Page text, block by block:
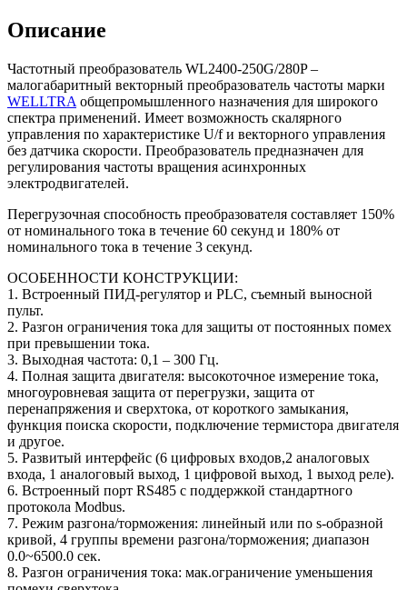
Описание
Частотный преобразователь WL2400-250G/280P –
малогабаритный векторный преобразователь частоты марки
WELLTRA общепромышленного назначения для широкого
спектра применений. Имеет возможность скалярного
управления по характеристике U/f и векторного управления
без датчика скорости. Преобразователь предназначен для
регулирования частоты вращения асинхронных
электродвигателей.
Перегрузочная способность преобразователя составляет 150%
от номинального тока в течение 60 секунд и 180% от
номинального тока в течение 3 секунд.
ОСОБЕННОСТИ КОНСТРУКЦИИ:
1. Встроенный ПИД-регулятор и PLC, съемный выносной
пульт.
2. Разгон ограничения тока для защиты от постоянных помех
при превышении тока.
3. Выходная частота: 0,1 – 300 Гц.
4. Полная защита двигателя: высокоточное измерение тока,
многоуровневая защита от перегрузки, защита от
перенапряжения и сверхтока, от короткого замыкания,
функция поиска скорости, подключение термистора двигателя
и другое.
5. Развитый интерфейс (6 цифровых входов,2 аналоговых
входа, 1 аналоговый выход, 1 цифровой выход, 1 выход реле).
6. Встроенный порт RS485 с поддержкой стандартного
протокола Modbus.
7. Режим разгона/торможения: линейный или по s-образной
кривой, 4 группы времени разгона/торможения; диапазон
0.0~6500.0 сек.
8. Разгон ограничения тока: мак.ограничение уменьшения